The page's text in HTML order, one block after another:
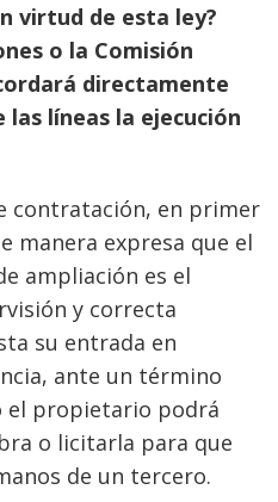
virtud de esta ley?
o la Comisión
directamente
líneas la ejecución
contratación, en primer
manera expresa que el
ampliación es el
y correcta
su entrada en
ante un término
el propietario podrá
o licitarla para que
de un tercero.